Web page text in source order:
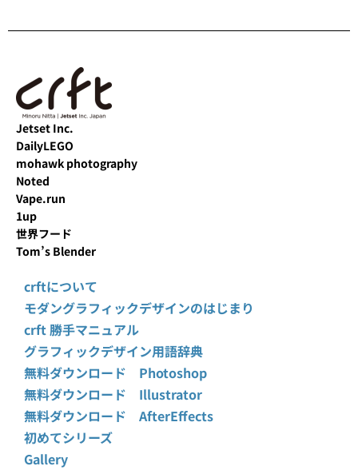
Jetset Inc.
DailyLEGO
mohawk photography
Noted
Vape.run
1up
世界フード
Tom’s Blender
crftについて
モダングラフィックデザインのはじまり
crft 勝手マニュアル
グラフィックデザイン用語辞典
無料ダウンロード Photoshop
無料ダウンロード Illustrator
無料ダウンロード AfterEffects
初めてシリーズ
Gallery